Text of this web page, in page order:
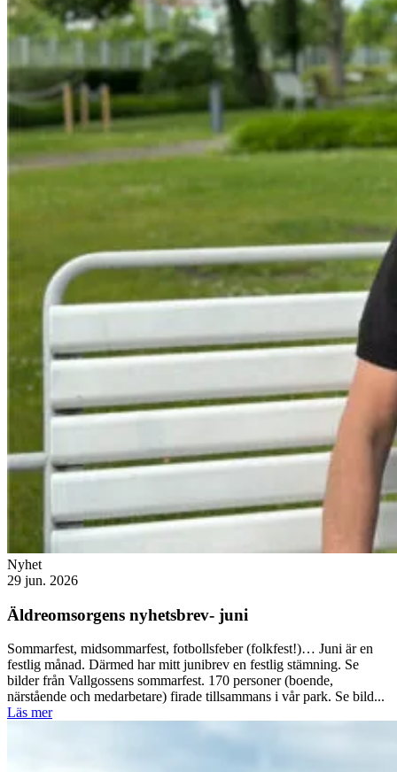
Nyhet
29 jun. 2026
Äldreomsorgens nyhetsbrev- juni
Sommarfest, midsommarfest, fotbollsfeber (folkfest!)… Juni är en
festlig månad. Därmed har mitt junibrev en festlig stämning. Se
bilder från Vallgossens sommarfest. 170 personer (boende,
närstående och medarbetare) firade tillsammans i vår park. Se bild...
Läs mer